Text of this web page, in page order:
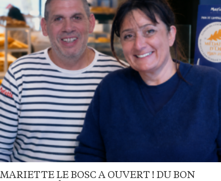
MARIETTE LE BOSC A OUVERT ! DU BON